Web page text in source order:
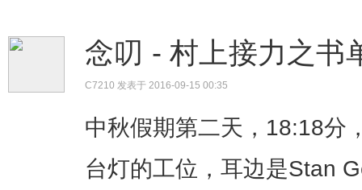
念叨 - 村上接力之
C7210 发表于 2016-09-15 00:35
中秋假期第二天，18:18分
台灯的工位，耳边是Stan